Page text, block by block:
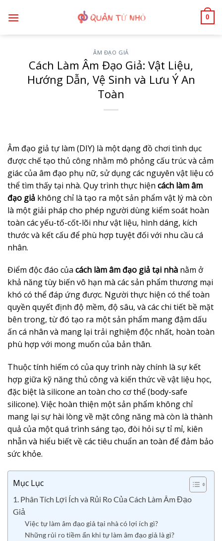
qua
0
ÂM ĐẠO GIẢ
Cách Làm Âm Đạo Giả: Vật Liệu,
Hướng Dẫn, Vệ Sinh và Lưu Ý An
Toàn
Âm đạo giả tự làm (DIY) là một dạng đồ chơi tình dục
được chế tạo thủ công nhằm mô phỏng cấu trúc và cảm
giác của âm đạo phụ nữ, sử dụng các nguyên vật liệu có
thể tìm thấy tại nhà. Quy trình thực hiện cách làm âm
đạo giả không chỉ là tạo ra một sản phẩm vật lý mà còn
là một giải pháp cho phép người dùng kiểm soát hoàn
toàn các yếu-tố-cốt-lõi như vật liệu, hình dáng, kích
thước và kết cấu để phù hợp tuyệt đối với nhu cầu cá
nhân.
Điểm độc đáo của cách làm âm đạo giả tại nhà nằm ở
khả năng tùy biến vô hạn mà các sản phẩm thương mại
khó có thể đáp ứng được. Người thực hiện có thể toàn
quyền quyết định độ mềm, độ sâu, và các chi tiết bề mặt
bên trong, từ đó tạo ra một sản phẩm mang đậm dấu
ấn cá nhân và mang lại trải nghiệm độc nhất, hoàn toàn
phù hợp với mong muốn của bản thân.
Thuộc tính hiếm có của quy trình này chính là sự kết
hợp giữa kỹ năng thủ công và kiến thức về vật liệu học,
đặc biệt là silicone an toàn cho cơ thể (body-safe
silicone). Việc hoàn thiện một sản phẩm không chỉ
mang lại sự hài lòng về mặt công năng mà còn là thành
quả của một quá trình sáng tạo, đòi hỏi sự tỉ mỉ, kiên
nhẫn và hiểu biết về các tiêu chuẩn an toàn để đảm bảo
sức khỏe.
Mục Lục
1. Phân Tích Lợi Ích và Rủi Ro Của Cách Làm Âm Đạo
Giả
Việc tự làm âm đạo giả tại nhà có lợi ích gì?
Những rủi ro tiềm ẩn khi tự làm âm đạo giả là gì?